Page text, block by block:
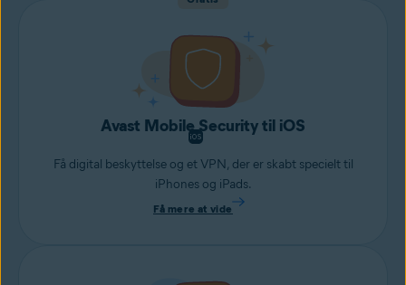
Avast Mobile Security til iOS
Få digital beskyttelse og et VPN, der er skabt specielt til
iPhones og iPads.
Få mere at vide